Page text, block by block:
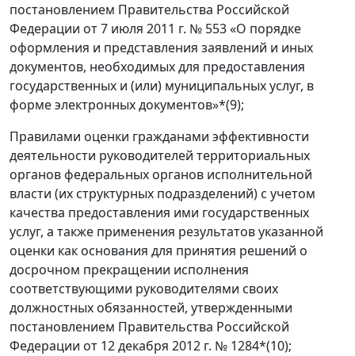
постановлением Правительства Российской
Федерации от 7 июля 2011 г. № 553 «О порядке
оформления и представления заявлений и иных
документов, необходимых для предоставления
государственных и (или) муниципальных услуг, в
форме электронных документов»*(9);
Правилами оценки гражданами эффективности
деятельности руководителей территориальных
органов федеральных органов исполнительной
власти (их структурных подразделений) с учетом
качества предоставления ими государственных
услуг, а также применения результатов указанной
оценки как основания для принятия решений о
досрочном прекращении исполнения
соответствующими руководителями своих
должностных обязанностей, утвержденными
постановлением Правительства Российской
Федерации от 12 декабря 2012 г. № 1284*(10);